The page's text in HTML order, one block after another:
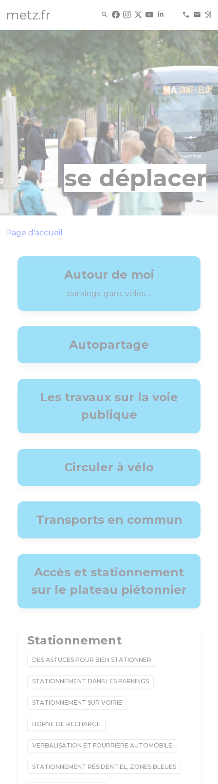
metz.fr
se déplacer
Page d'accueil
Autour de moi
parkings, gare, vélos ...
Autopartage
Les travaux sur la voie
publique
Circuler à vélo
Transports en commun
Accès et stationnement
sur le plateau piétonnier
Stationnement
DES ASTUCES POUR BIEN STATIONNER
STATIONNEMENT DANS LES PARKINGS
STATIONNEMENT SUR VOIRIE
BORNE DE RECHARGE
VERBALISATION ET FOURRIÈRE AUTOMOBILE
STATIONNEMENT RÉSIDENTIEL, ZONES BLEUES